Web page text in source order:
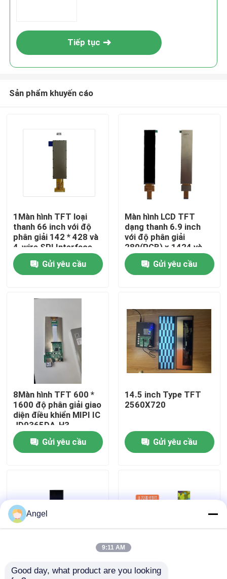
Các sản phẩm
Chương trình VR
Về chúng tôi
Tham quan nhà máy
Liên hệ chúng tôi
Màn hình LCD TFT
Tiếp tục
Sản phẩm khuyến cáo
1Màn hình TFT loại
thanh 66 inch với độ
phân giải 142 * 428 và
4-wire SPI Interface
Driving IC NV3007
Gửi yêu cầu
Màn hình LCD TFT
dạng thanh 6.9 inch
với độ phân giải
280(RGB) x 1424 và
giao diện MIPI cho
mục đích công nghiệp
Gửi yêu cầu
8Màn hình TFT 600 *
1600 độ phân giải giao
diện điều khiển MIPI IC
JD9365DA-H3
Gửi yêu cầu
14.5 inch Type TFT
2560X720
Gửi yêu cầu
Màn hình TFT dạng
Màn hình TFT dạng
Angel
9:11 AM
Good day, what product are you looking